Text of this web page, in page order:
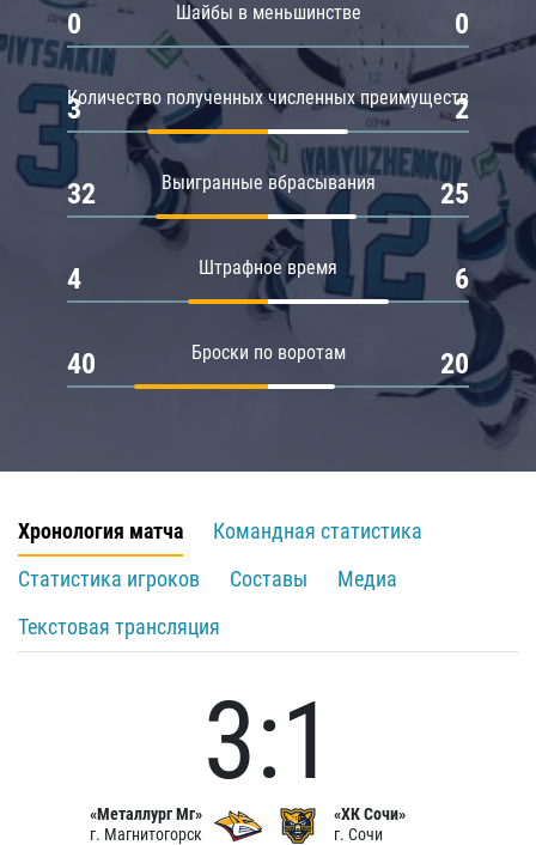
Шайбы в меньшинстве
0 0
Количество полученных численных преимуществ
3 2
Выигранные вбрасывания
32 25
Штрафное время
4 6
Броски по воротам
40 20
Хронология матча
Командная статистика
Статистика игроков
Составы
Медиа
Текстовая трансляция
«Металлург Мг»
г. Магнитогорск
3:1
«ХК Сочи»
г. Сочи